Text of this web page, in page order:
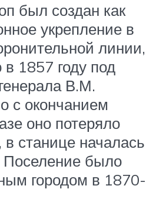
был создан как
укрепление в
линии,
1857 году под
В.М.
с окончанием
оно потеряло
в станице началась
было
городом в 1870-